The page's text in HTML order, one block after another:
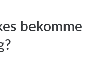
bekomme